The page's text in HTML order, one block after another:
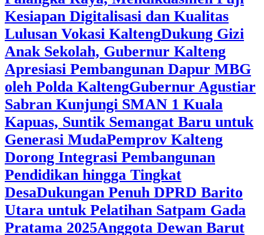
Kesiapan Digitalisasi dan Kualitas
Lulusan Vokasi Kalteng‎Dukung Gizi
Anak Sekolah, Gubernur Kalteng
Apresiasi Pembangunan Dapur MBG
oleh Polda Kalteng‎Gubernur Agustiar
Sabran Kunjungi SMAN 1 Kuala
Kapuas, Suntik Semangat Baru untuk
Generasi Muda‎Pemprov Kalteng
Dorong Integrasi Pembangunan
Pendidikan hingga Tingkat
DesaDukungan Penuh DPRD Barito
Utara untuk Pelatihan Satpam Gada
Pratama 2025Anggota Dewan Barut